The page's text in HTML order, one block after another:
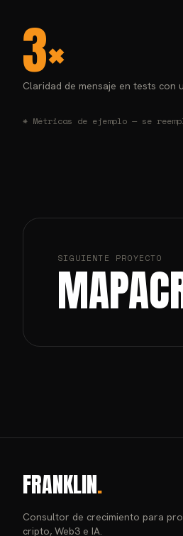
3×
Claridad de mensaje en tests con
* Métricas de ejemplo — se
SIGUIENTE PROYECTO
FRANKLIN.
Consultor de crecimiento para
cripto, Web3 e IA.